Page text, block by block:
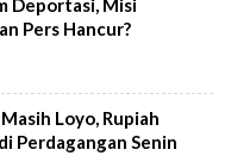
Deportasi, Misi
Pers Hancur?
Loyo, Rupiah
Perdagangan Senin